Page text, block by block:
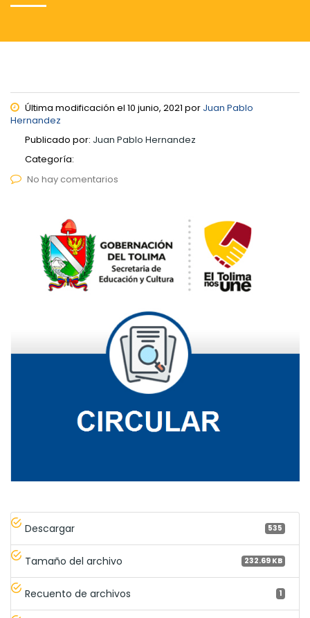
Última modificación el 10 junio, 2021 por Juan Pablo
Hernandez
Publicado por: Juan Pablo Hernandez
Categoría:
No hay comentarios
Descargar 535
Tamaño del archivo 232.69 KB
Recuento de archivos 1